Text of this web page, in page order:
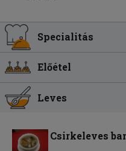
Specialitás
Előétel
Leves
Csirkeleves